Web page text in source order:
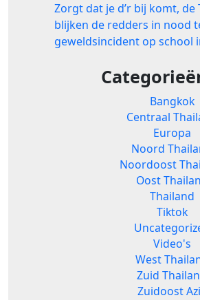
Zorgt dat je d’r bij komt, de
blijken de redders in nood
geweldsincident op school
Bangkok
Centraal
Europa
Noord
Noordoost
Oost
Thailand
Tiktok
Video's
West
Zuid
Zuidoost